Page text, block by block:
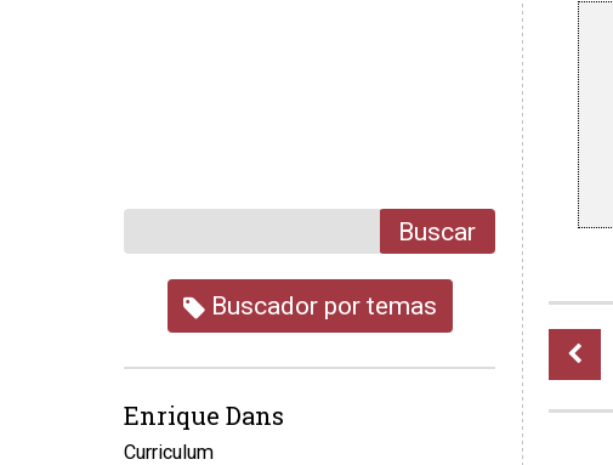
Buscar
Buscador por temas
Enrique Dans
Curriculum